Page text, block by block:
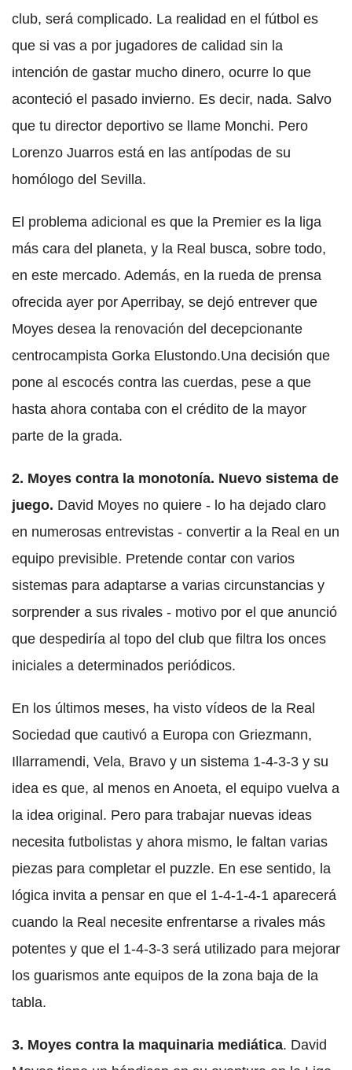
club, será complicado. La realidad en el fútbol es
que si vas a por jugadores de calidad sin la
intención de gastar mucho dinero, ocurre lo que
aconteció el pasado invierno. Es decir, nada. Salvo
que tu director deportivo se llame Monchi. Pero
Lorenzo Juarros está en las antípodas de su
homólogo del Sevilla.
El problema adicional es que la Premier es la liga
más cara del planeta, y la Real busca, sobre todo,
en este mercado. Además, en la rueda de prensa
ofrecida ayer por Aperribay, se dejó entrever que
Moyes desea la renovación del decepcionante
centrocampista Gorka Elustondo.Una decisión que
pone al escocés contra las cuerdas, pese a que
hasta ahora contaba con el crédito de la mayor
parte de la grada.
2. Moyes contra la monotonía. Nuevo sistema de
juego. David Moyes no quiere - lo ha dejado claro
en numerosas entrevistas - convertir a la Real en un
equipo previsible. Pretende contar con varios
sistemas para adaptarse a varias circunstancias y
sorprender a sus rivales - motivo por el que anunció
que despediría al topo del club que filtra los onces
iniciales a determinados periódicos.
En los últimos meses, ha visto vídeos de la Real
Sociedad que cautivó a Europa con Griezmann,
Illarramendi, Vela, Bravo y un sistema 1-4-3-3 y su
idea es que, al menos en Anoeta, el equipo vuelva a
la idea original. Pero para trabajar nuevas ideas
necesita futbolistas y ahora mismo, le faltan varias
piezas para completar el puzzle. En ese sentido, la
lógica invita a pensar en que el 1-4-1-4-1 aparecerá
cuando la Real necesite enfrentarse a rivales más
potentes y que el 1-4-3-3 será utilizado para mejorar
los guarismos ante equipos de la zona baja de la
tabla.
3. Moyes contra la maquinaria mediática. David